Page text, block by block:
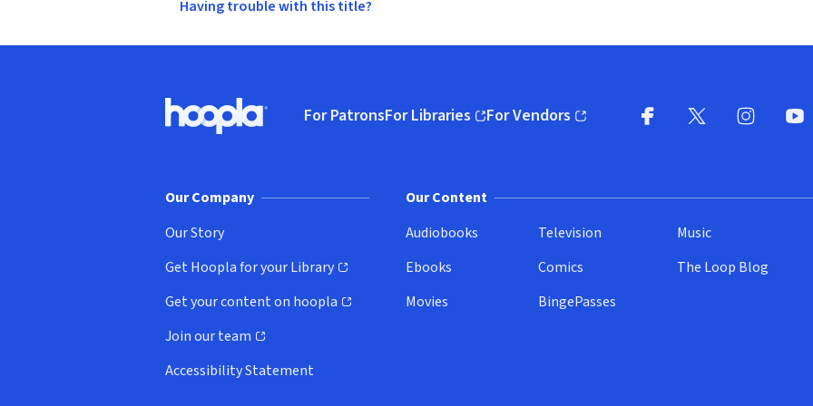
Having trouble with this title?
Hoopla logo, Go to homepage
For PatronsFor Libraries
(opens in new window)
For Vendors
(opens in new window)
Our Company
Our Story
Get Hoopla for your Library
(opens in new window)
Get your content on hoopla
(opens in new window)
Join our team
(opens in new window)
Accessibility Statement
Our Content
Audiobooks
Ebooks
Movies
Television
Comics
BingePasses
Music
The Loop Blog